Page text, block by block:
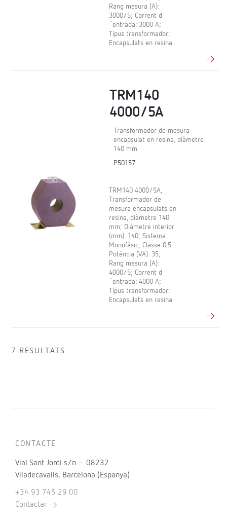
Rang mesura (A):
3000/5; Corrent d
´entrada: 3000 A;
Tipus transformador:
Encapsulats en resina
TRM140
4000/5A
Transformador de mesura
encapsulat en resina, diàmetre
140 mm
P50157.
TRM140 4000/5A,
Transformador de
mesura encapsulats en
resina, diàmetre 140
mm; Diàmetre interior
(mm): 140; Sistema:
Monofàsic; Classe 0,5
Potència (VA): 35;
Rang mesura (A):
4000/5; Corrent d
´entrada: 4000 A;
Tipus transformador:
Encapsulats en resina
7 RESULTATS
CONTACTE
Vial Sant Jordi s/n – 08232
Viladecavalls, Barcelona (Espanya)
+34 93 745 29 00
Contactar